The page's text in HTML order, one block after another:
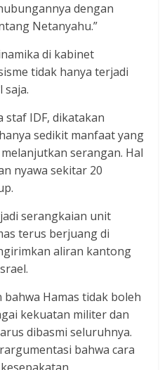
dengan
Netanyahu.”
di kabinet
tidak hanya terjadi
saja.
staf IDF, dikatakan
sedikit manfaat yang
serangan. Hal
nyawa sekitar 20
serangkaian unit
terus berjuang di
aliran kantong
Hamas tidak boleh
kekuatan militer dan
dibasmi seluruhnya.
bahwa cara